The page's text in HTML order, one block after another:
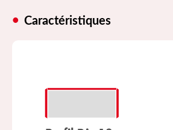
Caractéristiques